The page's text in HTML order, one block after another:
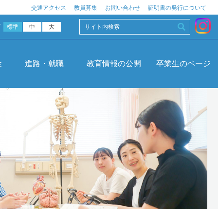
交通アクセス 教員募集 お問い合わせ 証明書の発行について
標準 中 大
進路・就職 教育情報の公開 卒業生のページ